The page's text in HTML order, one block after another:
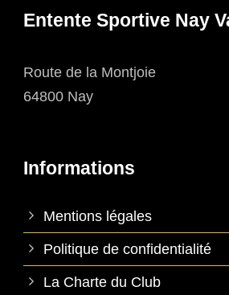
Entente Sportive Nay
Route de la Montjoie
64800 Nay
Informations
Mentions légales
Politique de confidentialité
La Charte du Club